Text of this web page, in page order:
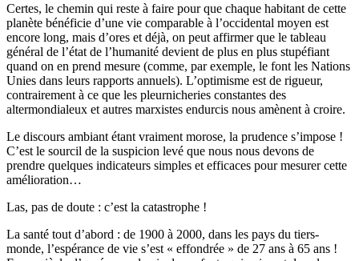
Certes, le chemin qui reste à faire pour que chaque habitant de cette
planète bénéficie d’une vie comparable à l’occidental moyen est
encore long, mais d’ores et déjà, on peut affirmer que le tableau
général de l’état de l’humanité devient de plus en plus stupéfiant
quand on en prend mesure (comme, par exemple, le font les Nations
Unies dans leurs rapports annuels). L’optimisme est de rigueur,
contrairement à ce que les pleurnicheries constantes des
altermondialeux et autres marxistes endurcis nous amènent à croire.
Le discours ambiant étant vraiment morose, la prudence s’impose !
C’est le sourcil de la suspicion levé que nous nous devons de
prendre quelques indicateurs simples et efficaces pour mesurer cette
amélioration…
Las, pas de doute : c’est la catastrophe !
La santé tout d’abord : de 1900 à 2000, dans les pays du tiers-
monde, l’espérance de vie s’est « effondrée » de 27 ans à 65 ans !